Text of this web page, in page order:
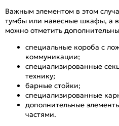
Важным элементом в этом
тумбы или навесные шкафы, а
можно отметить
специальные короба с
коммуникации;
специализированные
технику;
барные стойки;
специализированные
дополнительные
частями.